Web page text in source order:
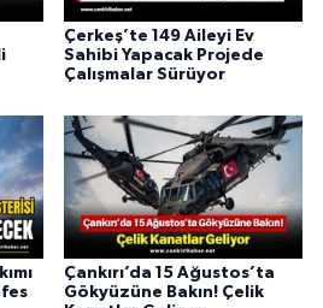
Çerkeş’te 149 Aileyi Ev
Sahibi Yapacak Projede
Çalışmalar Sürüyor
Çankırı’da 15 Ağustos’ta
Gökyüzüne Bakın! Çelik